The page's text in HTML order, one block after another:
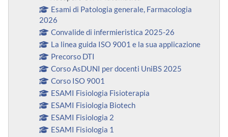
Esami di Patologia generale, Farmacologia
2026
Convalide di infermieristica 2025-26
La linea guida ISO 9001 e la sua applicazione
Precorso DTI
Corso AsDUNI per docenti UniBS 2025
Corso ISO 9001
ESAMI Fisiologia Fisioterapia
ESAMI Fisiologia Biotech
ESAMI Fisiologia 2
ESAMI Fisiologia 1